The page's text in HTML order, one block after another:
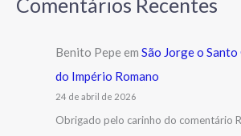
Benito Pepe em São Jorge o
do Império Romano
24 de abril de 2026
Obrigado pelo carinho do comentário